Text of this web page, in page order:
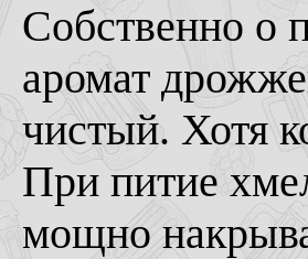
Собственно о
аромат
чистый. Хотя
При питие
мощно